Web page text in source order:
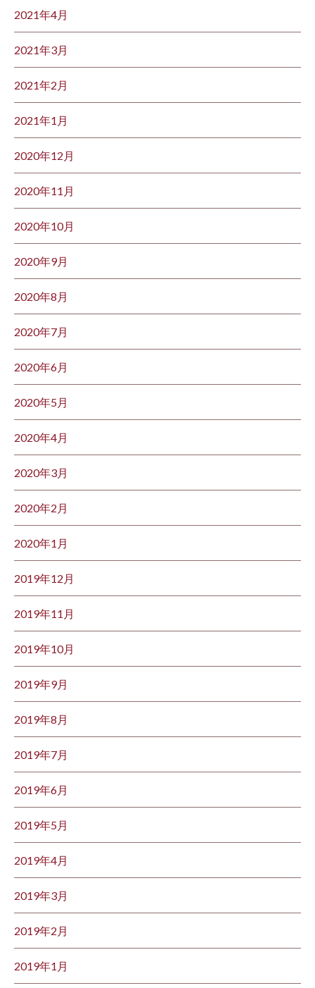
2021年4月
2021年3月
2021年2月
2021年1月
2020年12月
2020年11月
2020年10月
2020年9月
2020年8月
2020年7月
2020年6月
2020年5月
2020年4月
2020年3月
2020年2月
2020年1月
2019年12月
2019年11月
2019年10月
2019年9月
2019年8月
2019年7月
2019年6月
2019年5月
2019年4月
2019年3月
2019年2月
2019年1月